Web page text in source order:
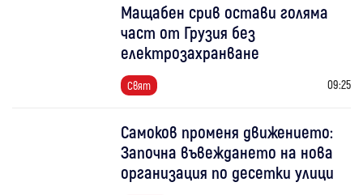
Мащабен срив остави голяма
част от Грузия без
електрозахранване
Свят 09:25
Самоков променя движението:
Започна въвеждането на нова
организация по десетки улици